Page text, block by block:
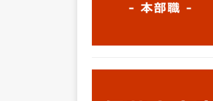
年収1,631万
グループ企
手グループ